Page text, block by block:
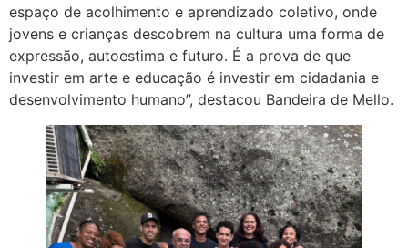
espaço de acolhimento e aprendizado coletivo, onde
jovens e crianças descobrem na cultura uma forma de
expressão, autoestima e futuro. É a prova de que
investir em arte e educação é investir em cidadania e
desenvolvimento humano”, destacou Bandeira de Mello.